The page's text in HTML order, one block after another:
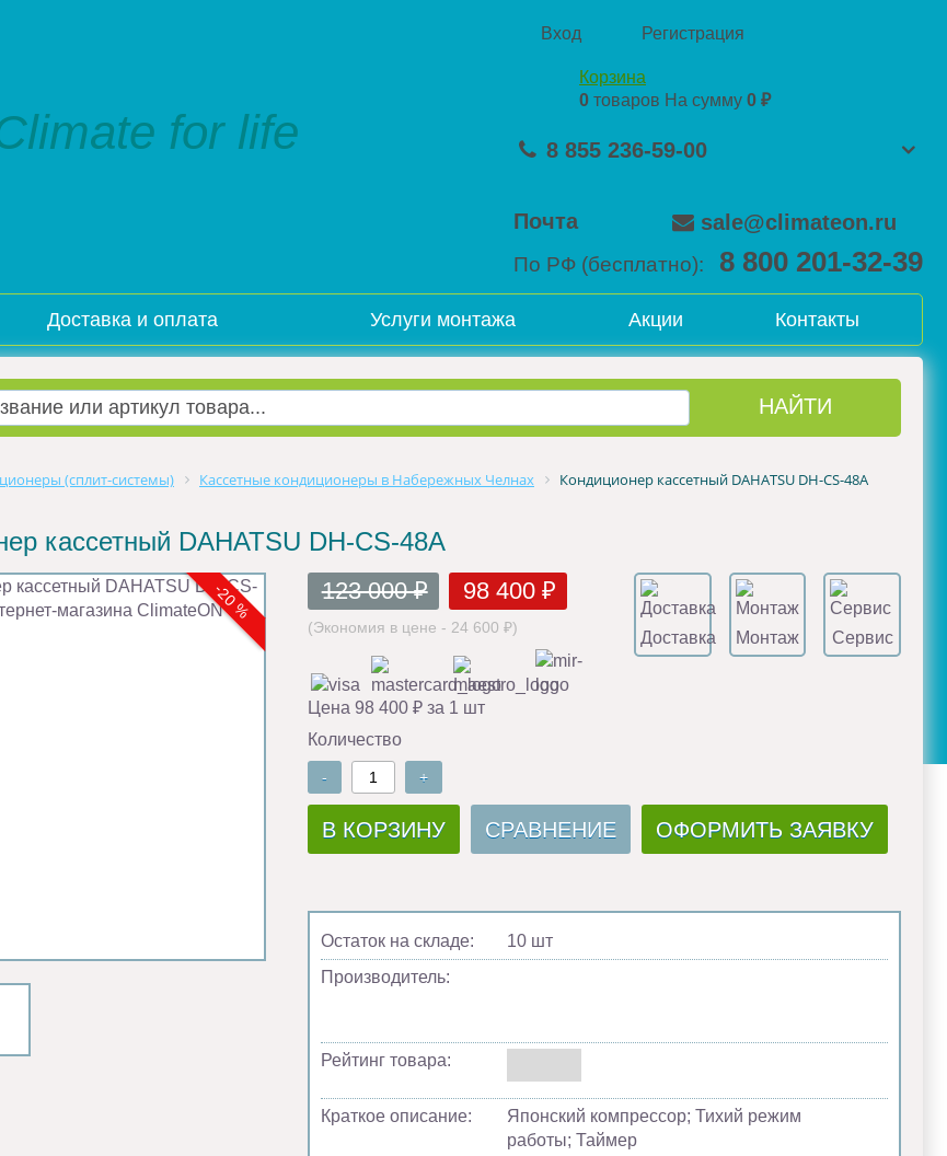
for life
Вход Регистрация
Корзина
0 товаров На сумму 0 ₽
8 855 236-59-00
Почта sale@climateon.ru
По РФ (бесплатно): 8 800 201-32-39
Доставка и оплата Услуги монтажа Акции Контакты
(сплит-системы) Кассетные кондиционеры в Набережных Челнах Кондиционер кассетный DAHATSU DH-CS-48А
кассетный DAHATSU DH-CS-48А
-20 % 123 000 ₽ 98 400 ₽
(Экономия в цене - 24 600 ₽)
Доставка Монтаж Сервис
Цена 98 400 ₽ за 1 шт
Количество
- +
В КОРЗИНУ СРАВНЕНИЕ ОФОРМИТЬ ЗАЯВКУ
Остаток на складе:
10 шт
Производитель:
Рейтинг товара:
Краткое описание:
Японский компрессор; Тихий режим
работы; Таймер